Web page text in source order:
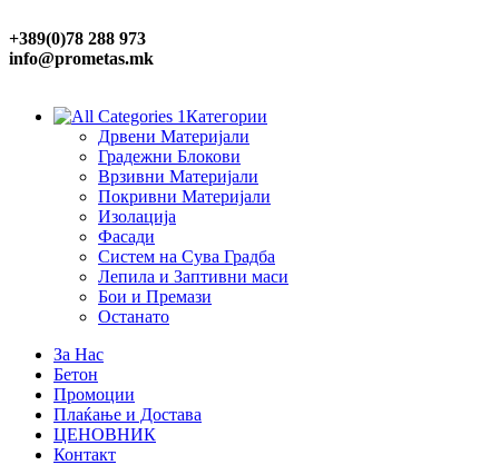
+389(0)78 288 973
info@prometas.mk
Категории
Дрвени Материјали
Градежни Блокови
Врзивни Материјали
Покривни Материјали
Изолација
Фасади
Систем на Сува Градба
Лепила и Заптивни маси
Бои и Премази
Останато
За Нас
Бетон
Промоции
Плаќање и Достава
ЦЕНОВНИК
Контакт